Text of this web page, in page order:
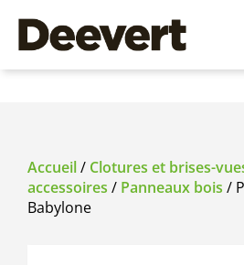
Accueil/ Clotures et brises-
accessoires / Panneaux bois /
Babylone